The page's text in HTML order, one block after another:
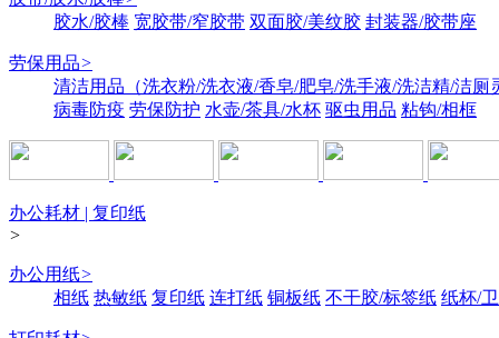
胶水/胶棒 宽胶带/窄胶带 双面胶/美纹胶 封装器/胶带座
劳保用品>
清洁用品（洗衣粉/洗衣液/香皂/肥皂/洗手液/洗洁精/洁厕
病毒防疫 劳保防护 水壶/茶具/水杯 驱虫用品 粘钩/相框
办公耗材 | 复印纸
>
办公用纸>
相纸 热敏纸 复印纸 连打纸 铜板纸 不干胶/标签纸 纸杯/